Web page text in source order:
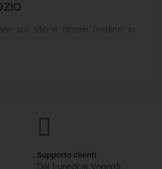
sul sito e ritirare l'ordine in
Supporto clienti
Dal Lunedì al Venerdì